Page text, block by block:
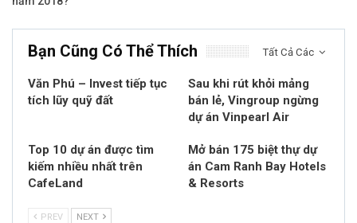
Tất Cả Các
Bạn Cũng Có Thể Thích
Văn Phú – Invest tiếp tục
tích lũy quỹ đất
Sau khi rút khỏi mảng
bán lẻ, Vingroup ngừng
dự án Vinpearl Air
Top 10 dự án được tìm
kiếm nhiều nhất trên
CafeLand
Mở bán 175 biệt thự dự
án Cam Ranh Bay Hotels
& Resorts
PREV NEXT